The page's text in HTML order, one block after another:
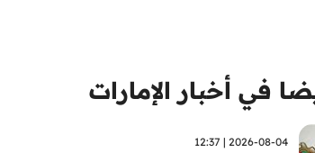
في أخبار الإمارات
2026-08-04 | 12:37